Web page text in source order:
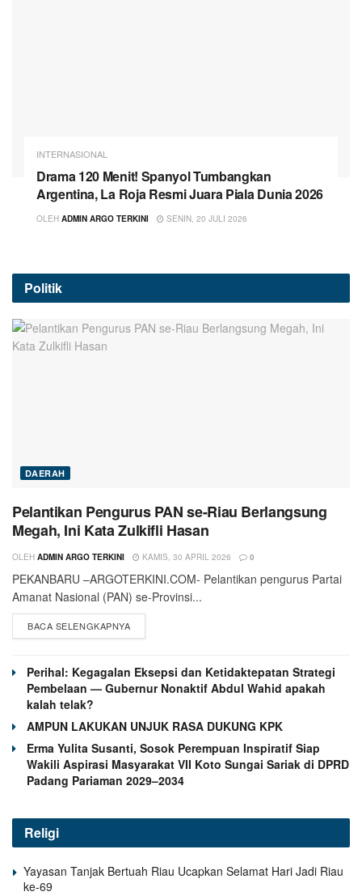
INTERNASIONAL
Drama 120 Menit! Spanyol Tumbangkan
Argentina, La Roja Resmi Juara Piala Dunia 2026
OLEH ADMIN ARGO TERKINI SENIN, 20 JULI 2026
Politik
DAERAH
Pelantikan Pengurus PAN se-Riau Berlangsung
Megah, Ini Kata Zulkifli Hasan
OLEH ADMIN ARGO TERKINI KAMIS, 30 APRIL 2026 0
PEKANBARU –ARGOTERKINI.COM- Pelantikan pengurus Partai
Amanat Nasional (PAN) se-Provinsi...
BACA SELENGKAPNYA
Perihal: Kegagalan Eksepsi dan Ketidaktepatan Strategi
Pembelaan — Gubernur Nonaktif Abdul Wahid apakah
kalah telak?
AMPUN LAKUKAN UNJUK RASA DUKUNG KPK
Erma Yulita Susanti, Sosok Perempuan Inspiratif Siap
Wakili Aspirasi Masyarakat VII Koto Sungai Sariak di DPRD
Padang Pariaman 2029–2034
Religi
Yayasan Tanjak Bertuah Riau Ucapkan Selamat Hari Jadi Riau
ke-69